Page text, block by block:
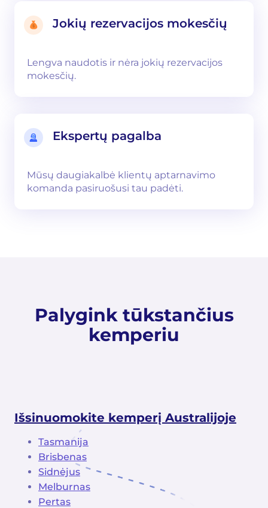
Jokių rezervacijos mokesčių
Lengva naudotis ir nėra jokių rezervacijos
mokesčių.
Ekspertų pagalba
Mūsų daugiakalbė klientų aptarnavimo
komanda pasiruošusi tau padėti.
Palygink tūkstančius
kemperiu
Išsinuomokite kemperį Australijoje
Tasmanija
Brisbenas
Sidnėjus
Melburnas
Pertas